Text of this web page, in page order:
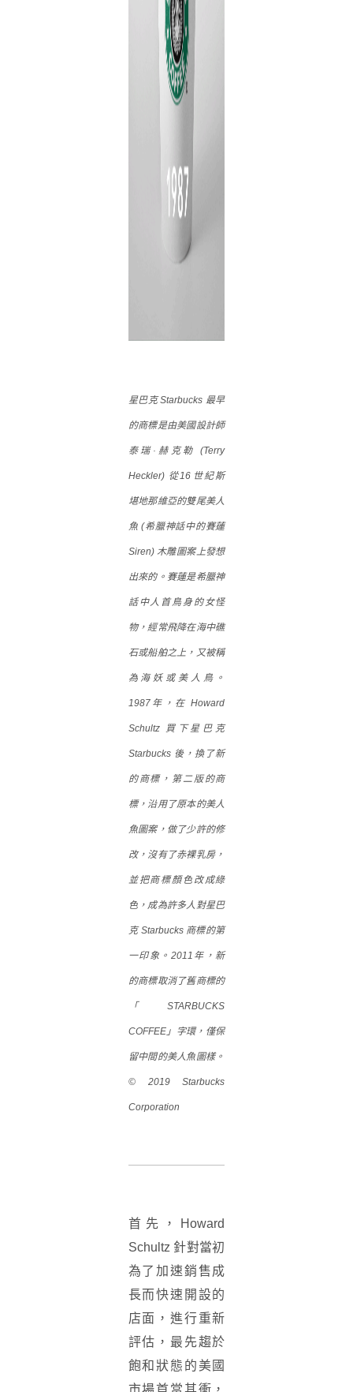
星巴克 Starbucks 最早
的商標是由美國設計師
泰瑞·赫克勒 (Terry
Heckler) 從16世紀斯
堪地那維亞的雙尾美人
魚 (希臘神話中的賽蓮
Siren) 木雕圖案上發想
出來的。賽蓮是希臘神
話中人首鳥身的女怪
物，經常飛降在海中礁
石或船舶之上，又被稱
為海妖或美人鳥。
1987年，在 Howard
Schultz 買下星巴克
Starbucks 後，換了新
的商標，第二版的商
標，沿用了原本的美人
魚圖案，做了少許的修
改，沒有了赤裸乳房，
並把商標顏色改成綠
色，成為許多人對星巴
克 Starbucks 商標的第
一印象。2011年，新
的商標取消了舊商標的
「STARBUCKS
COFFEE」字環，僅保
留中間的美人魚圖樣。
© 2019 Starbucks
Corporation
首先， Howard
Schultz 針對當初
為了加速銷售成
長而快速開設的
店面，進行重新
評估，最先趨於
飽和狀態的美國
市場首當其衝，